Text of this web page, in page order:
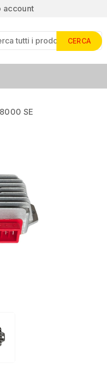
account
CERCA
SE